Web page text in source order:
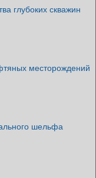
глубоких скважин
месторождений
шельфа